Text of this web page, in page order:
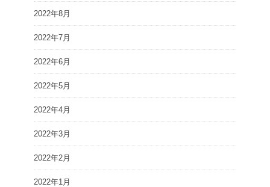
2022年8月
2022年7月
2022年6月
2022年5月
2022年4月
2022年3月
2022年2月
2022年1月